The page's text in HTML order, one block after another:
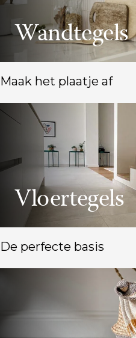
Wandtegels
Maak het plaatje af
Vloertegels
De perfecte basis